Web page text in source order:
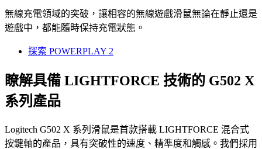
無線充電領域的突破，讓相容的無線遊戲滑鼠無論在靜止還是
遊戲中，都能隨時保持充電狀態。
探索 POWERPLAY 2
瞭解具備 LIGHTFORCE 技術的 G502 X
系列產品
Logitech G502 X 系列滑鼠是首款搭載 LIGHTFORCE 混合式
按鍵軸的產品，具有突破性的速度、精準度和觸感。我們採用